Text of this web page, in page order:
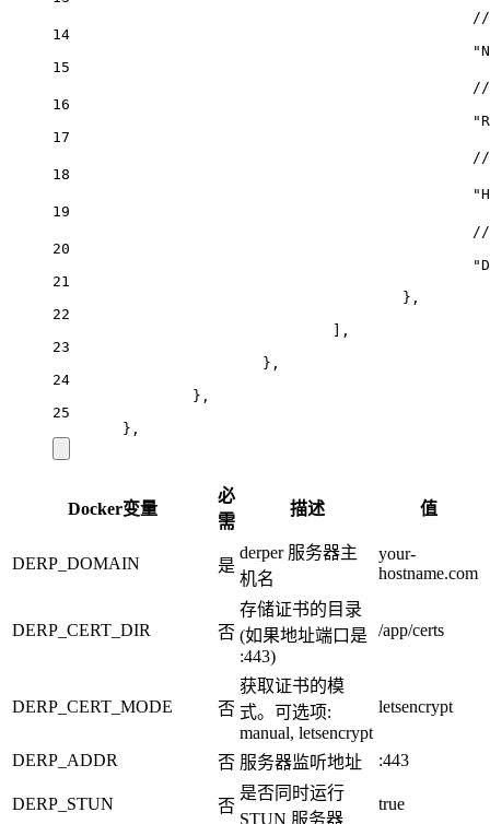
//
14
15
//
16
17
//
18
19
//
20
21
},
22
],
23
},
24
},
25
},
Docker变量
必
需
描述 值
DERP_DOMAIN 是
derper 服务器主
机名
your-
hostname.com
DERP_CERT_DIR 否
存储证书的目录
(如果地址端口是
:443)
/app/certs
DERP_CERT_MODE 否
获取证书的模
式。可选项:
manual, letsencrypt
letsencrypt
DERP_ADDR 否 服务器监听地址 :443
DERP_STUN 否
是否同时运行
STUN 服务器
true